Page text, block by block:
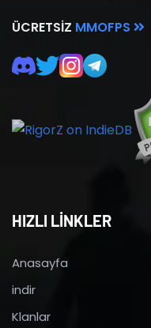
ÜCRETSIZ MMOFPS
HIZLI LİNKLER
Anasayfa
indir
Klanlar